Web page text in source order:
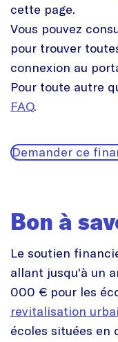
cette page.
Vous pouvez
pour trouver
connexion au
Pour toute autre
FAQ.
Demander ce
Bon à
Le soutien
allant jusqu'à un
000 € pour les
revitalisation
écoles situées en